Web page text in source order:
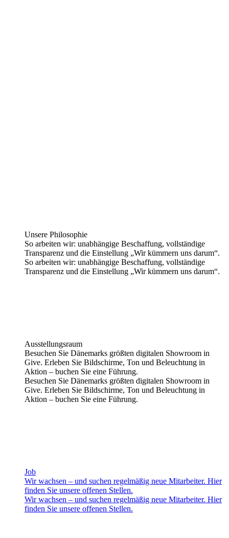
Unsere Philosophie
So arbeiten wir: unabhängige Beschaffung, vollständige
Transparenz und die Einstellung „Wir kümmern uns darum“.
So arbeiten wir: unabhängige Beschaffung, vollständige
Transparenz und die Einstellung „Wir kümmern uns darum“.
Ausstellungsraum
Besuchen Sie Dänemarks größten digitalen Showroom in
Give. Erleben Sie Bildschirme, Ton und Beleuchtung in
Aktion – buchen Sie eine Führung.
Besuchen Sie Dänemarks größten digitalen Showroom in
Give. Erleben Sie Bildschirme, Ton und Beleuchtung in
Aktion – buchen Sie eine Führung.
Job
Wir wachsen – und suchen regelmäßig neue Mitarbeiter. Hier
finden Sie unsere offenen Stellen.
Wir wachsen – und suchen regelmäßig neue Mitarbeiter. Hier
finden Sie unsere offenen Stellen.